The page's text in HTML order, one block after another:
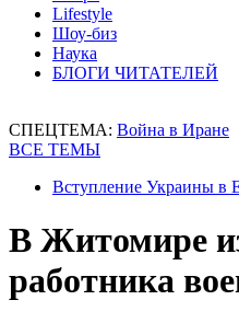
Lifestyle
Шоу-биз
Наука
БЛОГИ ЧИТАТЕЛЕЙ
СПЕЦТЕМА: Война в Иране
ВСЕ ТЕМЫ
Вступление Украины в
В Житомире
работника